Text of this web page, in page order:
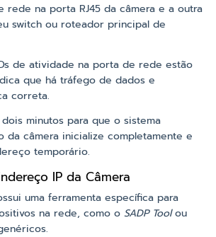
rede na porta RJ45 da câmera e a outra
switch ou roteador principal de
de atividade na porta de rede estão
que há tráfego de dados e
correta.
minutos para que o sistema
da câmera inicialize completamente e
temporário.
IP da Câmera
uma ferramenta específica para
na rede, como o SADP Toolou